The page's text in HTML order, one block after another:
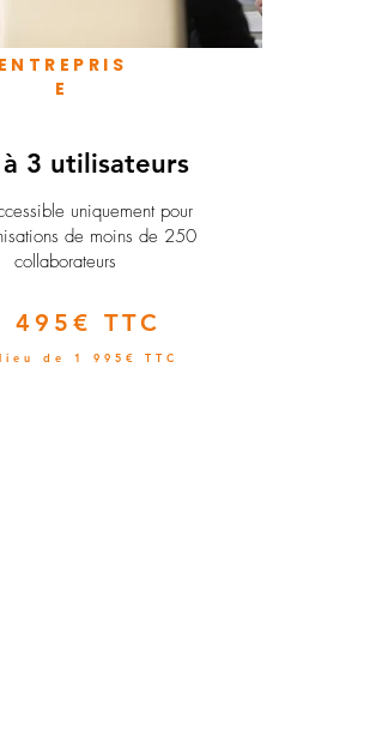
ENTREPRIS
E
3 utilisateurs
uniquement pour
de moins de 250
collaborateurs
495€ TTC
de 1 995€ TTC